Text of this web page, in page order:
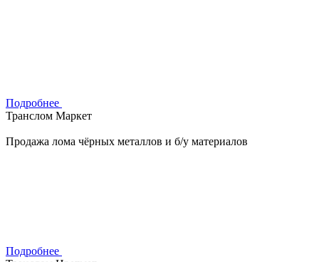
Подробнее
Транслом Маркет
Продажа лома чёрных металлов и б/у материалов
Подробнее